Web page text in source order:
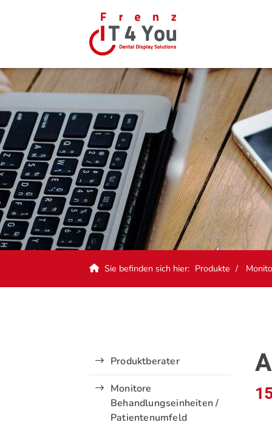
Sie befinden sich hier: Produkte
Produktberater
Monitore
Behandlungseinheiten /
Patientenumfeld